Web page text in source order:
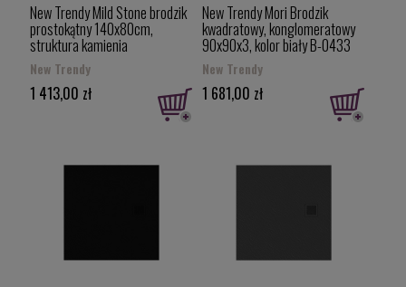
New Trendy Mild Stone brodzik
prostokątny 140x80cm,
struktura kamienia
naturalnego kolor biały B-0552
New Trendy
1 413,00 zł
New Trendy Mori Brodzik
kwadratowy, konglomeratowy
90x90x3, kolor biały B-0433
New Trendy
1 681,00 zł